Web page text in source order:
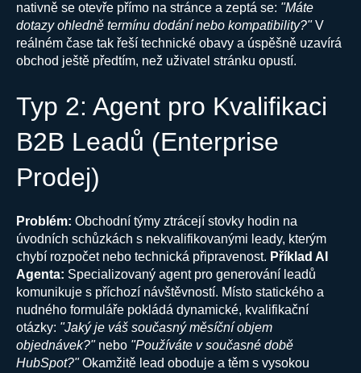
nativně se otevře přímo na stránce a zeptá se: "Máte
dotazy ohledně termínu dodání nebo kompatibility?"V
reálném čase tak řeší technické obavy a úspěšně uzavírá
obchod ještě předtím, než uživatel stránku opustí.
Typ 2: Agent pro Kvalifikaci
B2B Leadů (Enterprise
Prodej)
Problém: Obchodní týmy ztrácejí stovky hodin na
úvodních schůzkách s nekvalifikovanými leady, kterým
chybí rozpočet nebo technická připravenost. Příklad AI
Agenta: Specializovaný agent pro generování leadů
komunikuje s příchozí návštěvností. Místo statického a
nudného formuláře pokládá dynamické, kvalifikační
otázky: "Jaký je váš současný měsíční objem
objednávek?"nebo "Používáte v současné době
HubSpot?"Okamžitě lead oboduje a těm s vysokou